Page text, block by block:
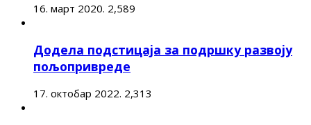
16. март 2020. 2,589
Додела подстицаја за подршку развоју
пољопривреде
17. октобар 2022. 2,313